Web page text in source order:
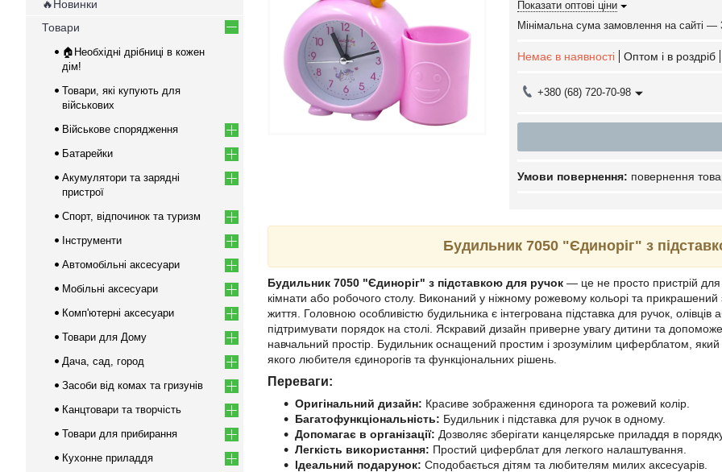
Показати оптові ціни
Мінімальна сума замовлення на сайті —
Немає в наявності Оптом і в роздріб
+380 (68) 720-70-98
повернення
Будильник 7050 "Єдиноріг" з
Будильник 7050 "Єдиноріг" з підставкою для ручок — це не просто пристрій
кімнати або робочого столу. Виконаний у ніжному рожевому кольорі та
життя. Головною особливістю будильника є інтегрована підставка для ручок,
підтримувати порядок на столі. Яскравий дизайн приверне увагу дитини та
навчальний простір. Будильник оснащений простим і зрозумілим циферблатом,
якого любителя єдинорогів та функціональних рішень.
Переваги:
Оригінальний дизайн: Красиве зображення єдинорога та рожевий колір.
Багатофункціональність: Будильник і підставка для ручок в одному.
Допомагає в організації: Дозволяє зберігати канцелярське приладдя в
Легкість використання: Простий циферблат для легкого налаштування.
Ідеальний подарунок: Сподобається дітям та любителям милих аксесуарів.
🔥Новинки
Товари
🏠Необхідні дрібниці в кожен
дім!
Товари, які купують для
військових
Військове спорядження
Батарейки
Акумулятори та зарядні
пристрої
Спорт, відпочинок та туризм
Інструменти
Автомобільні аксесуари
Мобільні аксесуари
Комп'ютерні аксесуари
Товари для Дому
Дача, сад, город
Засоби від комах та гризунів
Канцтовари та творчість
Товари для прибирання
Кухонне приладдя